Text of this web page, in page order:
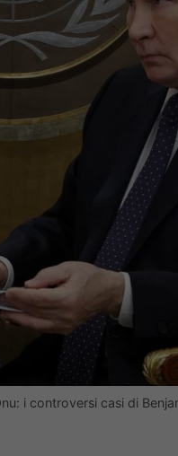
i controversi casi di